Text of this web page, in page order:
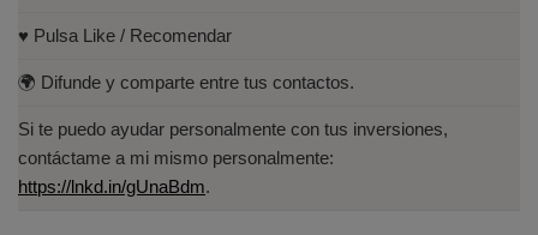
♥️ Pulsa Like / Recomendar
🌍 Difunde y comparte entre tus contactos.
Si te puedo ayudar personalmente con tus inversiones,
contáctame a mi mismo personalmente:
https://lnkd.in/gUnaBdm.